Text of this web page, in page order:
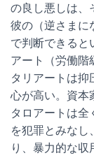
の良し悪しは、
彼の（逆さまに
で判断できると
アート（労働階
タリアートは
心が高い。資本
タロアートは
を犯罪とみなし
り、暴力的な収